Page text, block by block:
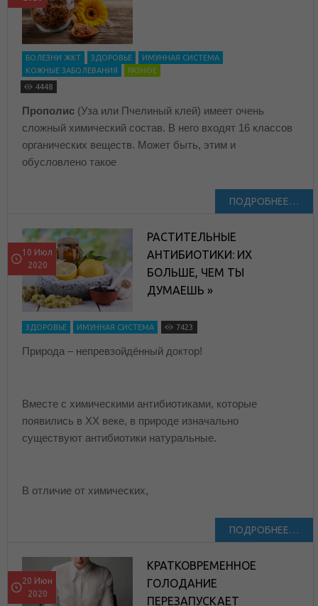
БОЛЕЗНИ ЖКТ ЗДОРОВЬЕ
ИМУННАЯ СИСТЕМА
КОЖНЫЕ ЗАБОЛЕВАНИЯ
РАЗНОЕ
4448
Прополис (Уза или Пчелиный клей) имеет очень
сложный химический состав. В него входят 16 классов
органических веществ. Может быть, этим и
обусловлено такое
ПОДРОБНЕЕ…
10 Июл
2020
РАСТИТЕЛЬНЫЕ
АНТИБИОТИКИ: ИХ
БОЛЬШЕ, ЧЕМ ТЫ
ДУМАЕШЬ »
ЗДОРОВЬЕ ИМУННАЯ СИСТЕМА 7423
Природа – непревзойдённый доктор!
Вместе с химическими антибиотиками, которые
появились в XX веке, в природе изначально
существуют антибиотики натуральные.
В отличие от химических,
ПОДРОБНЕЕ…
20 Июн
2020
КРАТКОВРЕМЕННОЕ
ГОЛОДАНИЕ
ПЕРЕЗАПУСКАЕТ